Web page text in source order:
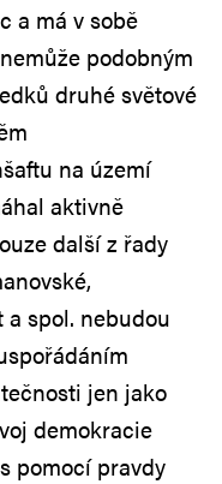
a má v sobě
podobným
druhé světové
na území
aktivně
další z řady
spol. nebudou
jen jako
demokracie
pomocí pravdy